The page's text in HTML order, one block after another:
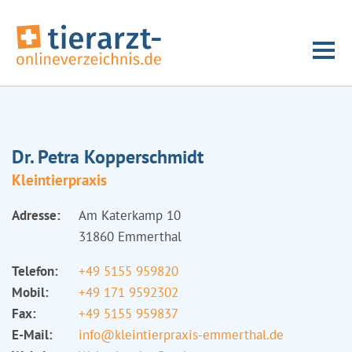
Dr. Petra Kopperschmidt
Kleintierpraxis
Adresse:
Am Katerkamp 10
31860 Emmerthal
Telefon:
+49 5155 959820
Mobil:
+49 171 9592302
Fax:
+49 5155 959837
E-Mail:
info@kleintierpraxis-emmerthal.de